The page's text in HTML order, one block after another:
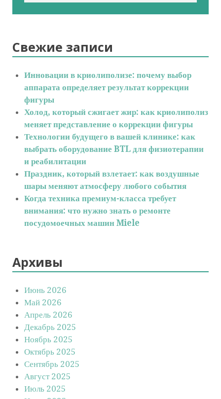
Свежие записи
Инновации в криолиполизе: почему выбор
аппарата определяет результат коррекции
фигуры
Холод, который сжигает жир: как криолиполиз
меняет представление о коррекции фигуры
Технологии будущего в вашей клинике: как
выбрать оборудование BTL для физиотерапии
и реабилитации
Праздник, который взлетает: как воздушные
шары меняют атмосферу любого события
Когда техника премиум-класса требует
внимания: что нужно знать о ремонте
посудомоечных машин Miele
Архивы
Июнь 2026
Май 2026
Апрель 2026
Декабрь 2025
Ноябрь 2025
Октябрь 2025
Сентябрь 2025
Август 2025
Июль 2025